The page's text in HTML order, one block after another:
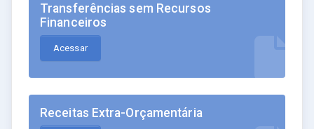
Transferências sem Recursos
Financeiros
Acessar
Receitas Extra-Orçamentária